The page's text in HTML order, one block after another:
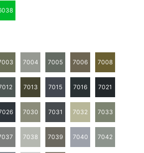
7004 7005 7006 7008
7013 7015 7016 7021
7030 7031 7032 7033
7038 7039 7040 7042